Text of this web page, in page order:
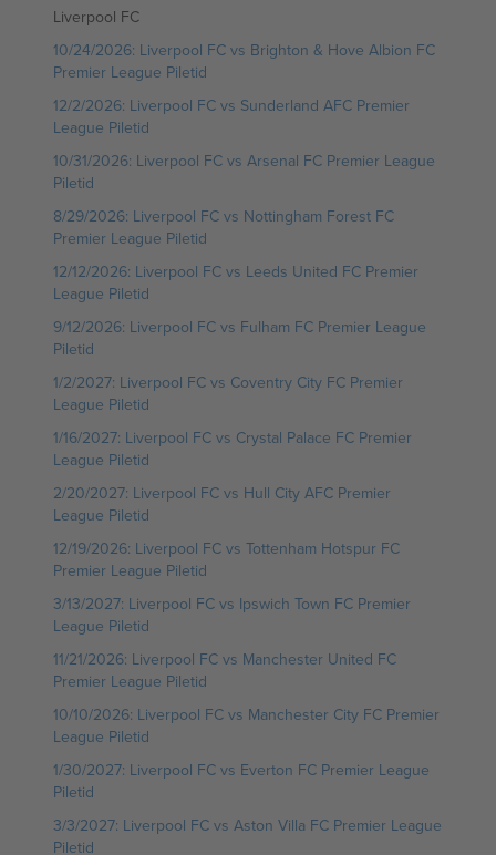
Liverpool FC
10/24/2026: Liverpool FC vs Brighton & Hove Albion FC
Premier League Piletid
12/2/2026: Liverpool FC vs Sunderland AFC Premier
League Piletid
10/31/2026: Liverpool FC vs Arsenal FC Premier League
Piletid
8/29/2026: Liverpool FC vs Nottingham Forest FC
Premier League Piletid
12/12/2026: Liverpool FC vs Leeds United FC Premier
League Piletid
9/12/2026: Liverpool FC vs Fulham FC Premier League
Piletid
1/2/2027: Liverpool FC vs Coventry City FC Premier
League Piletid
1/16/2027: Liverpool FC vs Crystal Palace FC Premier
League Piletid
2/20/2027: Liverpool FC vs Hull City AFC Premier
League Piletid
12/19/2026: Liverpool FC vs Tottenham Hotspur FC
Premier League Piletid
3/13/2027: Liverpool FC vs Ipswich Town FC Premier
League Piletid
11/21/2026: Liverpool FC vs Manchester United FC
Premier League Piletid
10/10/2026: Liverpool FC vs Manchester City FC Premier
League Piletid
1/30/2027: Liverpool FC vs Everton FC Premier League
Piletid
3/3/2027: Liverpool FC vs Aston Villa FC Premier League
Piletid